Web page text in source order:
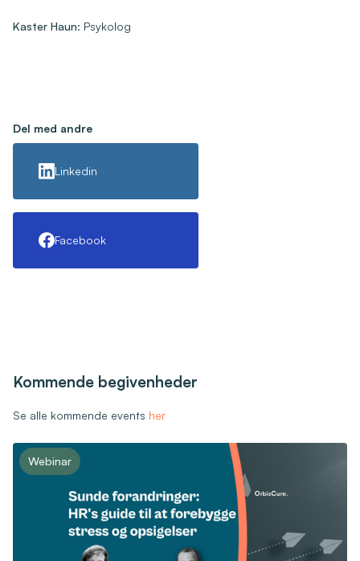
Kaster Haun: Psykolog
Del med andre
Linkedin
Facebook
Kommende begivenheder
Se alle kommende events her
Webinar